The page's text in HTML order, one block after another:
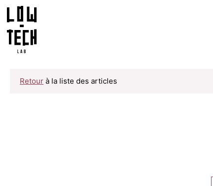
Retour à la liste des articles